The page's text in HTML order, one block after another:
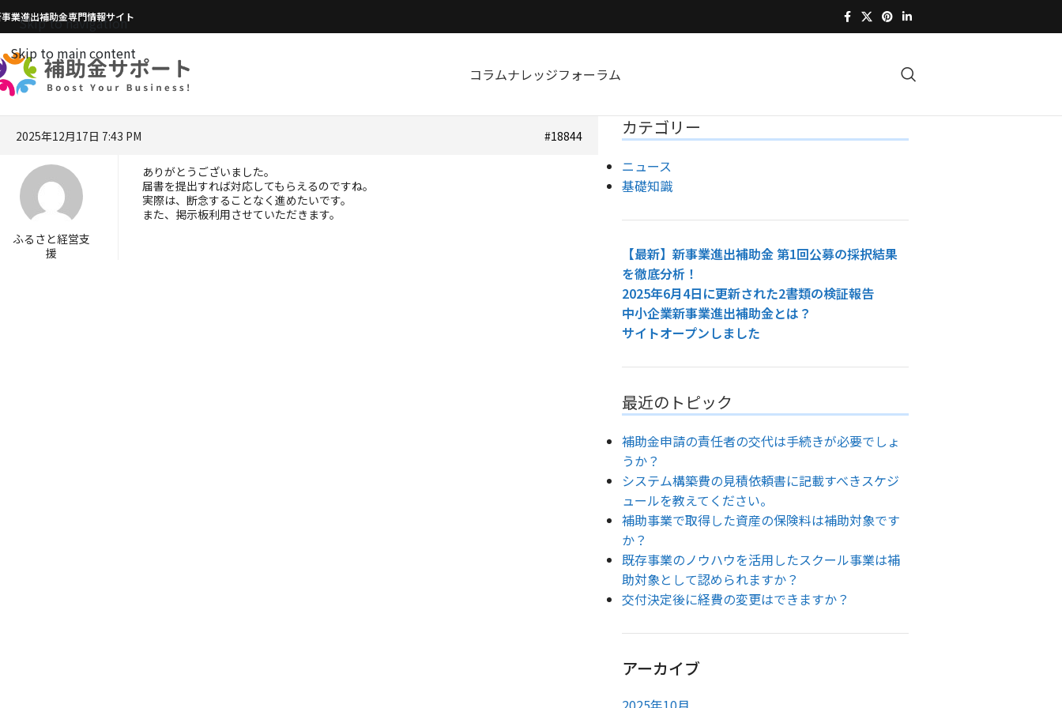
Skip to navigation
Skip to main content
業進出補助金専門情報サイト
コラムナレッジフォーラム
2025年12月17日 7:43 PM #18844
ふるさと経営支
援
ありがとうございました。
届書を提出すれば対応してもらえるのですね。
実際は、断念することなく進めたいです。
また、掲示板利用させていただきます。
カテゴリー
ニュース
基礎知識
【最新】新事業進出補助金 第1回公募の採択結果
を徹底分析！
2025年6月4日に更新された2書類の検証報告
中小企業新事業進出補助金とは？
サイトオープンしました
最近のトピック
補助金申請の責任者の交代は手続きが必要でしょ
うか？
システム構築費の見積依頼書に記載すべきスケジ
ュールを教えてください。
補助事業で取得した資産の保険料は補助対象です
か？
既存事業のノウハウを活用したスクール事業は補
助対象として認められますか？
交付決定後に経費の変更はできますか？
アーカイブ